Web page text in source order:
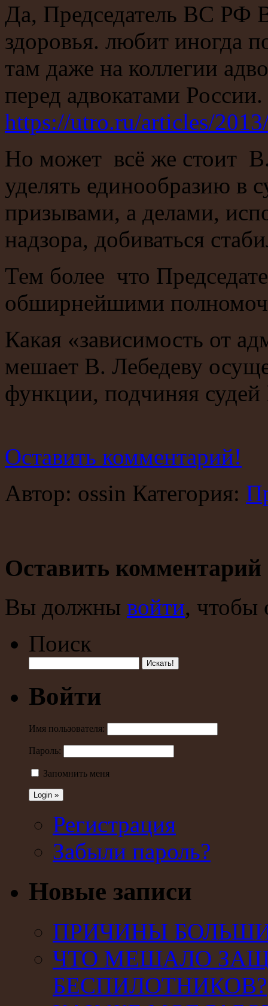
Да, Председатель ВС РФ
здоровья. любит иногда
там даже на коллегии
перед адвокатами России.
https://utro.ru/articles/
Но может всё же стоит
уделять единообразию в
призывами, а делами,
надзора, добиваться
Тем более что
обширнейшими
Какая «зависимость от
мешает В. Лебедеву
функции, подчиняя
Оставить комментарий!
Автор: ossin Категория:
Оставить комментарий
Вы должны войти, чтобы
Поиск
Войти
Имя пользователя:
Пароль:
Запомнить меня
Регистрация
Забыли пароль?
Новые записи
ПРИЧИНЫ
ЧТО МЕШАЛО
БЕСПИЛОТНИКОВ?